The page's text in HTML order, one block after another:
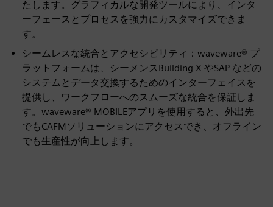
たします。グラフィカルな開発ツールにより、インタ
ーフェースとプロセスを強力にカスタマイズできま
す。
シームレスな統合とアクセシビリティ：waveware® プ
ラットフォームは、シーメンスBuilding X やSAP などの
システムとデータ交換するためのインターフェイスを
提供し、ワークフローへのスムーズな統合を保証しま
す。waveware® MOBILEアプリを使用すると、外出先
でもCAFMソリューションにアクセスでき、オフライン
でも生産性が向上します。